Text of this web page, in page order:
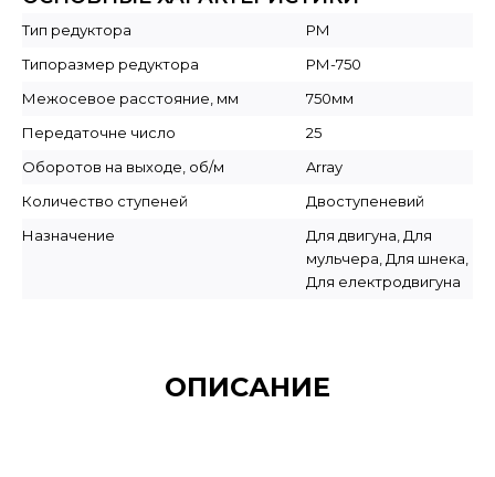
Тип редуктора
РМ
Типоразмер редуктора
РМ-750
Межосевое расстояние, мм
750мм
Передаточне число
25
Оборотов на выходе, об/м
Array
Количество ступеней
Двоступеневий
Назначение
Для двигуна, Для
мульчера, Для шнека,
Для електродвигуна
ОПИСАНИЕ